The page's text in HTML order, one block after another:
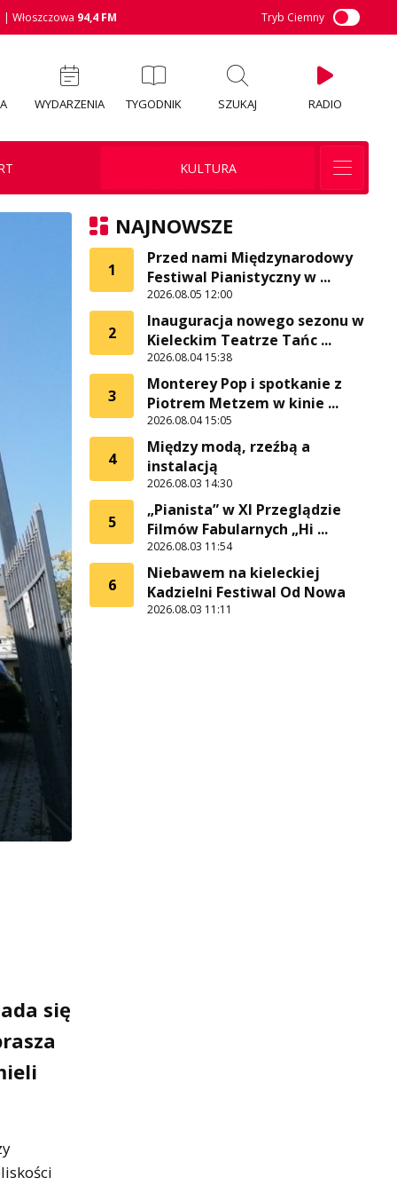
| Włoszczowa 94,4 FM Tryb Ciemny
WYDARZENIA TYGODNIK SZUKAJ RADIO
KULTURA
się
NAJNOWSZE
1
Przed nami Międzynarodowy
Festiwal Pianistyczny w ...
2026.08.05 12:00
2
Inauguracja nowego sezonu w
Kieleckim Teatrze Tańc ...
2026.08.04 15:38
3
Monterey Pop i spotkanie z
Piotrem Metzem w kinie ...
2026.08.04 15:05
4
Między modą, rzeźbą a
instalacją
2026.08.03 14:30
5
„Pianista” w XI Przeglądzie
Filmów Fabularnych „Hi ...
2026.08.03 11:54
6
Niebawem na kieleckiej
Kadzielni Festiwal Od Nowa
2026.08.03 11:11